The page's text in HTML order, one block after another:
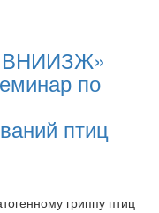
по
птиц
гриппу птиц